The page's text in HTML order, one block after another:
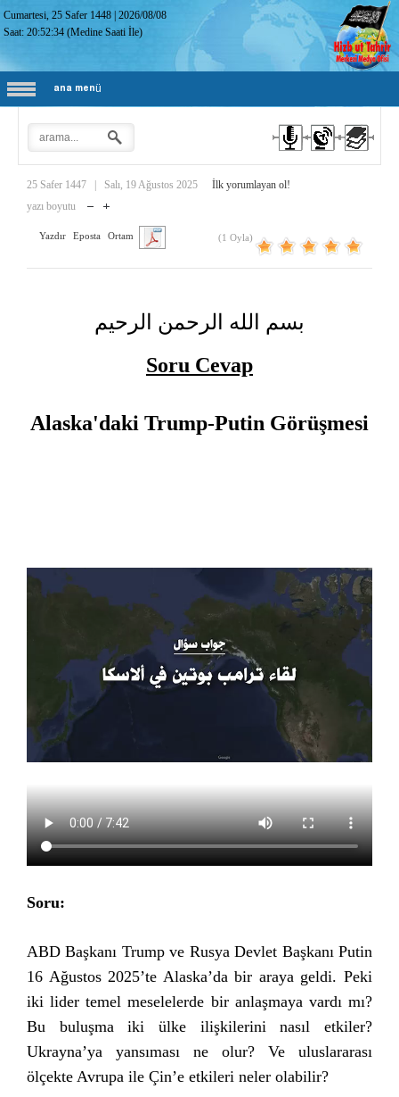
Cumartesi, 25 Safer 1448 |2026/08/08
Saat:20:52:35 (Medine Saati İle)
ana menü
25 Safer 1447 Salı, 19 Ağustos 2025
İlk yorumlayan ol!
yazı boyutu
Yazdır Eposta Ortam (1 Oyla)
بسم الله الرحمن الرحيم
Soru Cevap
Alaska'daki Trump-Putin Görüşmesi
Soru:
ABD Başkanı Trump ve Rusya Devlet Başkanı Putin
16 Ağustos 2025’te Alaska’da bir araya geldi. Peki
iki lider temel meselelerde bir anlaşmaya vardı mı?
Bu buluşma iki ülke ilişkilerini nasıl etkiler?
Ukrayna’ya yansıması ne olur? Ve uluslararası
ölçekte Avrupa ile Çin’e etkileri neler olabilir?